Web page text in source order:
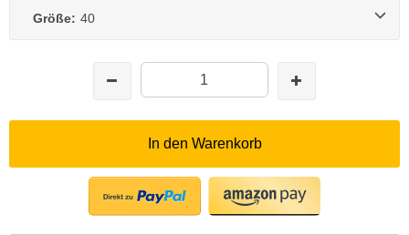
Größe: 40
In den Warenkorb